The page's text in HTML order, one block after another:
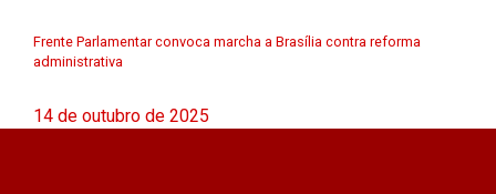
Frente Parlamentar convoca marcha a Brasília contra reforma
administrativa
14 de outubro de 2025